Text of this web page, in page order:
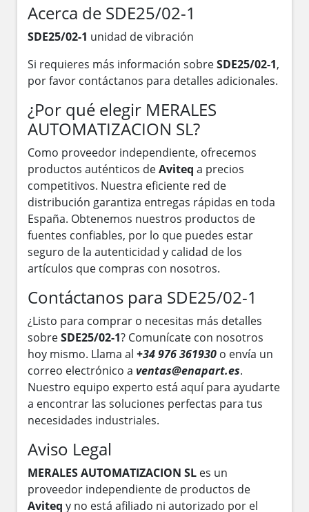
Acerca de SDE25/02-1
SDE25/02-1 unidad de vibración
Si requieres más información sobreSDE25/02-1,
por favor contáctanos para detalles adicionales.
¿Por qué elegir MERALES
AUTOMATIZACION SL?
Como proveedor independiente, ofrecemos
productos auténticos deAviteq a precios
competitivos. Nuestra eficiente red de
distribución garantiza entregas rápidas en toda
España. Obtenemos nuestros productos de
fuentes confiables, por lo que puedes estar
seguro de la autenticidad y calidad de los
artículos que compras con nosotros.
Contáctanos para SDE25/02-1
¿Listo para comprar o necesitas más detalles
sobreSDE25/02-1? Comunícate con nosotros
hoy mismo. Llama al +34 976 361930 o envía un
correo electrónico a ventas@enapart.es.
Nuestro equipo experto está aquí para ayudarte
a encontrar las soluciones perfectas para tus
necesidades industriales.
Aviso Legal
MERALES AUTOMATIZACION SL es un
proveedor independiente de productos de
Aviteq y no está afiliado ni autorizado por el